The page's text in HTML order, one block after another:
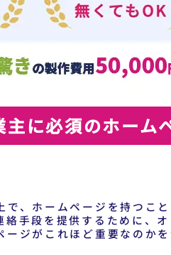
に必須のホーム
、ホームページを持つこ
手段を提供するために、
ジがこれほど重要なのか